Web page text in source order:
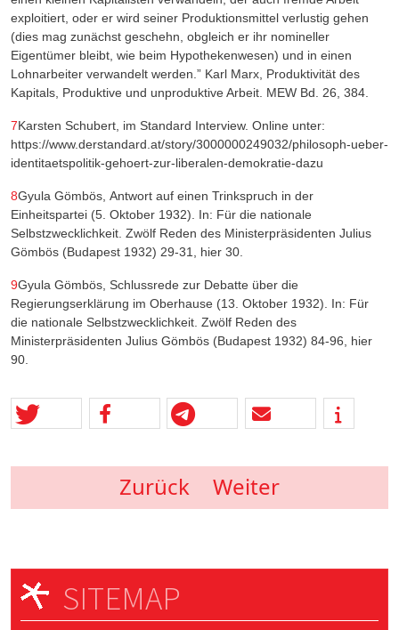
exploitiert, oder er wird seiner Produktionsmittel verlustig gehen
(dies mag zunächst geschehn, obgleich er ihr nomineller
Eigentümer bleibt, wie beim Hypothekenwesen) und in einen
Lohnarbeiter verwandelt werden.” Karl Marx, Produktivität des
Kapitals, Produktive und unproduktive Arbeit. MEW Bd. 26, 384.
7Karsten Schubert, im Standard Interview. Online unter:
https://www.derstandard.at/story/3000000249032/philosoph-ueber-
identitaetspolitik-gehoert-zur-liberalen-demokratie-dazu
8Gyula Gömbös, Antwort auf einen Trinkspruch in der
Einheitspartei (5. Oktober 1932). In: Für die nationale
Selbstzwecklichkeit. Zwölf Reden des Ministerpräsidenten Julius
Gömbös (Budapest 1932) 29-31, hier 30.
9Gyula Gömbös, Schlussrede zur Debatte über die
Regierungserklärung im Oberhause (13. Oktober 1932). In: Für
die nationale Selbstzwecklichkeit. Zwölf Reden des
Ministerpräsidenten Julius Gömbös (Budapest 1932) 84-96, hier
90.
Zurück Weiter
SITEMAP